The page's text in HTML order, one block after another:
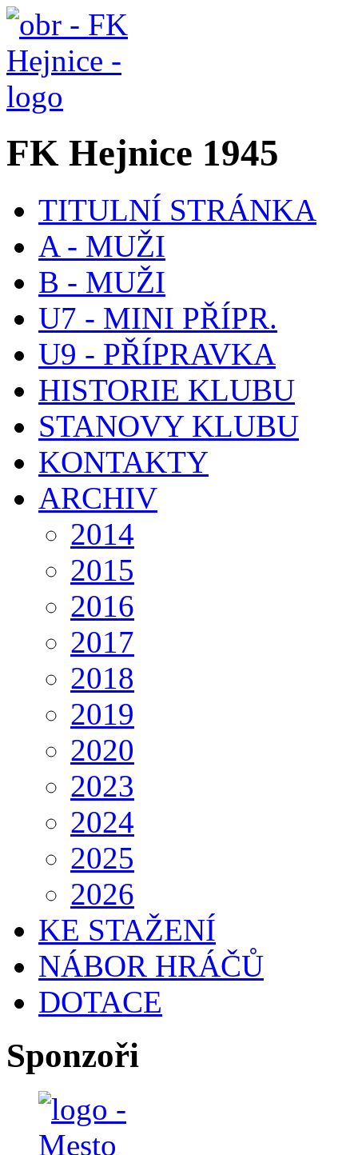
FK Hejnice 1945
TITULNÍ STRÁNKA
A - MUŽI
B - MUŽI
U7 - MINI PŘÍPR.
U9 - PŘÍPRAVKA
HISTORIE KLUBU
STANOVY KLUBU
KONTAKTY
ARCHIV
2014
2015
2016
2017
2018
2019
2020
2023
2024
2025
2026
KE STAŽENÍ
NÁBOR HRÁČŮ
DOTACE
Sponzoři